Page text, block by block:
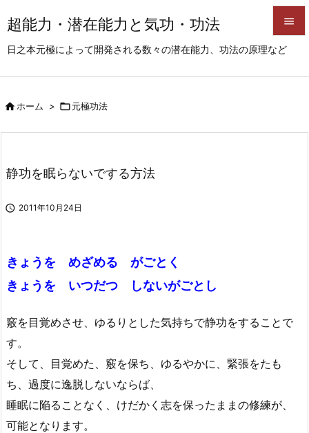
超能力・潜在能力と気功・功法
日之本元極によって開発される数々の潜在能力、功法の原理など


前へ
ホーム > 元極功法
静功を眠らないでする方法
 2011年10月24日
きょうを めざめる がごとく
きょうを いつだつ しないがごとし
竅を目覚めさせ、ゆるりとした気持ちで静功をすることで
す。
そして、目覚めた、竅を保ち、ゆるやかに、緊張をたも
ち、過度に逸脱しないならば、
睡眠に陥ることなく、けだかく志を保ったままの修練が、
可能となります。